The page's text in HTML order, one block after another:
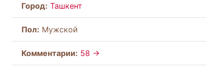
Город: Ташкент
Пол: Мужской
Комментарии: 58 →